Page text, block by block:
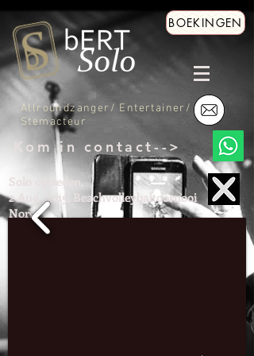
Allroundzanger/ Entertainer/
Stemacteur
BOEKINGEN
-Kom in contact-->
Solo optreden,
2 Aug. 2015, Beachvolleybaltoornooi
Norg